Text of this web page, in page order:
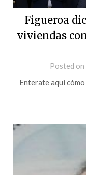
Figueroa
viviendas
Posted on
Enterate aquí